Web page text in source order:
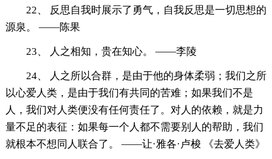
22、 反思自我时展示了勇气，自我反思是一切思想的
源泉。 ——陈果
23、 人之相知，贵在知心。 ——李陵
24、 人之所以合群，是由于他的身体柔弱；我们之所
以心爱人类，是由于我们有共同的苦难；如果我们不是
人，我们对人类便没有任何责任了。对人的依赖，就是力
量不足的表征：如果每一个人都不需要别人的帮助，我们
就根本不想同人联合了。 ——让·雅各·卢梭 《去爱人类》